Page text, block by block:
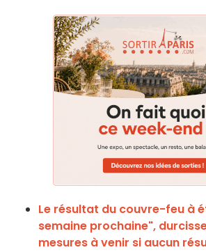
Le résultat du couvre-feu à
semaine prochaine",
mesures à venir si aucun